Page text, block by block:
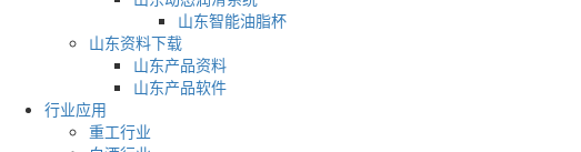
山东智能油脂杯
山东资料下载
山东产品资料
山东产品软件
行业应用
重工行业